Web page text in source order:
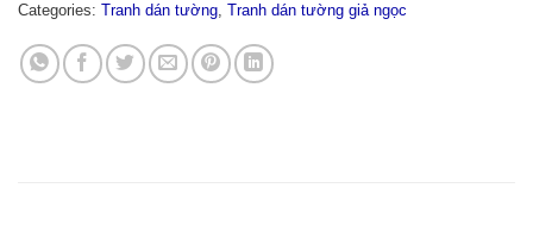
Categories: Tranh dán tường, Tranh dán tường giả ngọc